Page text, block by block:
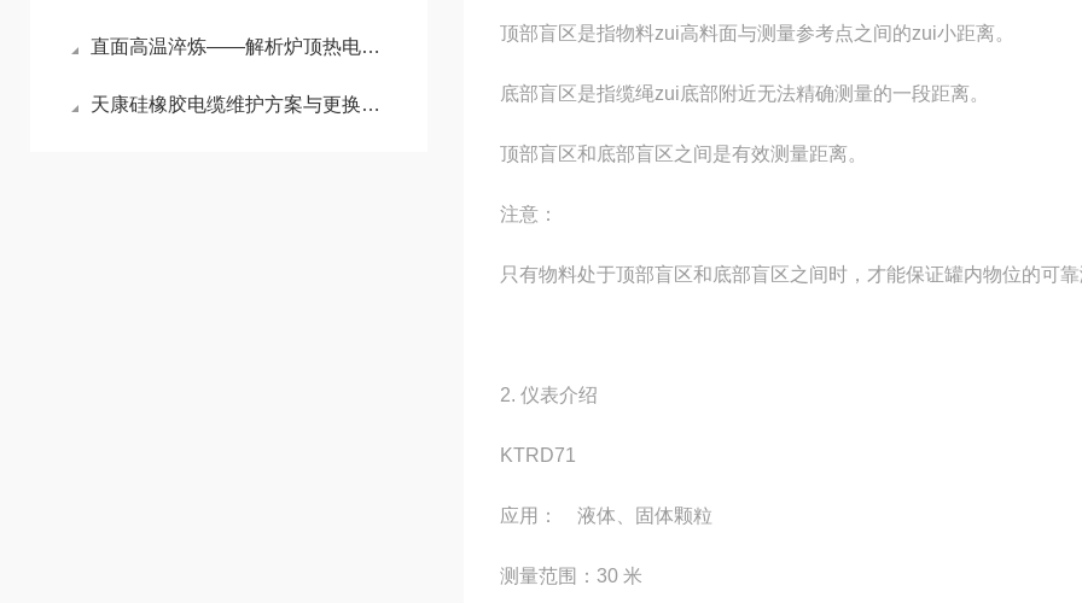
直面高温淬炼——解析炉顶热电偶在冶金加热炉中的精准测温原理与应用
天康硅橡胶电缆维护方案与更换频率指南
顶部盲区是指物料zui高料面与测量参考点之间的zui小距离。
底部盲区是指缆绳zui底部附近无法精确测量的一段距离。
顶部盲区和底部盲区之间是有效测量距离。
注意：
只有物料处于顶部盲区和底部盲区之间时，才能保证罐内物位的可
2. 仪表介绍
KTRD71
应用： 液体、固体颗粒
测量范围：30 米